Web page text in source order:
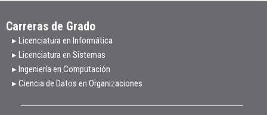
Carreras de Grado
▸ Licenciatura en Informática
▸ Licenciatura en Sistemas
▸ Ingeniería en Computación
▸ Ciencia de Datos en Organizaciones